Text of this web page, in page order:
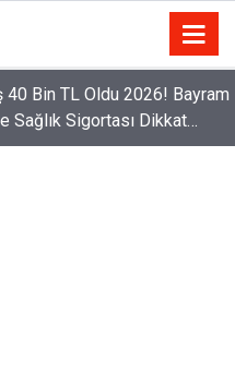
Bin TL Oldu 2026! Bayram
Sağlık Sigortası Dikkat
3 İhlal Ehliyet